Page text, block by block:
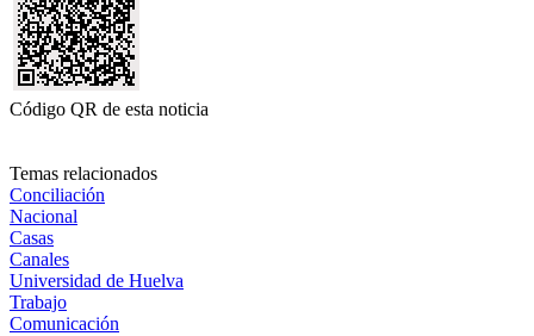
Código QR de esta noticia
Temas relacionados
Conciliación
Nacional
Casas
Canales
Universidad de Huelva
Trabajo
Comunicación